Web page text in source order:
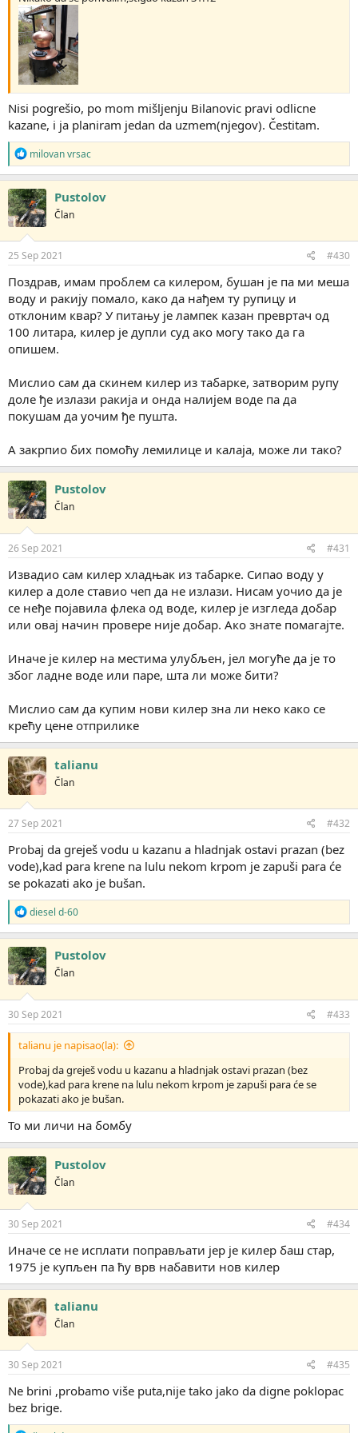
Nisi pogrešio, po mom mišljenju Bilanovic pravi odlicne
kazane, i ja planiram jedan da uzmem(njegov). Čestitam.
R
e
a
g
o
v
a
n
j
:
milovan vrsac
Pustolov
Član
25 Sep 2021 #430
Поздрав, имам проблем са килером, бушан је па ми меша
воду и ракију помало, како да нађем ту рупицу и
отклоним квар? У питању је лампек казан превртач од
100 литара, килер је дупли суд ако могу тако да га
опишем.
Мислио сам да скинем килер из табарке, затворим рупу
доле ђе излази ракија и онда налијем воде па да
покушам да уочим ђе пушта.
А закрпио бих помоћу лемилице и калаја, може ли тако?
Pustolov
Član
26 Sep 2021 #431
Извадио сам килер хладњак из табарке. Сипао воду у
килер а доле ставио чеп да не излази. Нисам уочио да је
се неђе појавила флека од воде, килер је изгледа добар
или овај начин провере није добар. Ако знате помагајте.
Иначе је килер на местима улубљен, јел могуће да је то
због ладне воде или паре, шта ли може бити?
Мислио сам да купим нови килер зна ли неко како се
крећу цене отприлике
talianu
Član
27 Sep 2021 #432
Probaj da greješ vodu u kazanu a hladnjak ostavi prazan (bez
vode),kad para krene na lulu nekom krpom je zapuši para će
se pokazati ako je bušan.
R
e
a
g
o
v
a
n
j
:
diesel d-60
Pustolov
Član
30 Sep 2021 #433
talianu je napisao(la):
Probaj da greješ vodu u kazanu a hladnjak ostavi prazan (bez
vode),kad para krene na lulu nekom krpom je zapuši para će se
pokazati ako je bušan.
То ми личи на бомбу
Pustolov
Član
30 Sep 2021 #434
Иначе се не исплати поправљати јер је килер баш стар,
1975 је купљен па ћу врв набавити нов килер
talianu
Član
30 Sep 2021 #435
Ne brini ,probamo više puta,nije tako jako da digne poklopac
bez brige.